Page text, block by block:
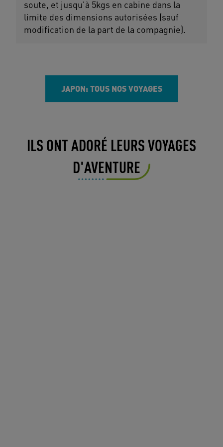
soute, et jusqu'à 5kgs en cabine dans la
limite des dimensions autorisées (sauf
modification de la part de la compagnie).
JAPON: TOUS NOS VOYAGES
ILS ONT ADORÉ LEURS VOYAGES
D'AVENTURE